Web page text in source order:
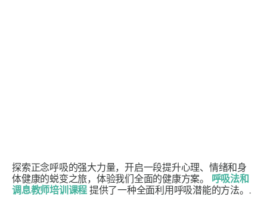
探索正念呼吸的强大力量，开启一段提升心理、情绪和身
体健康的蜕变之旅，体验我们全面的健康方案。 呼吸法和
调息教师培训课程 提供了一种全面利用呼吸潜能的方法。.